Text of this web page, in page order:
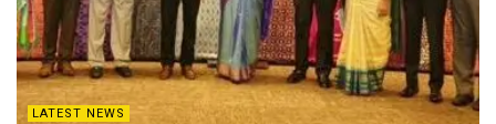
LATEST NEWS